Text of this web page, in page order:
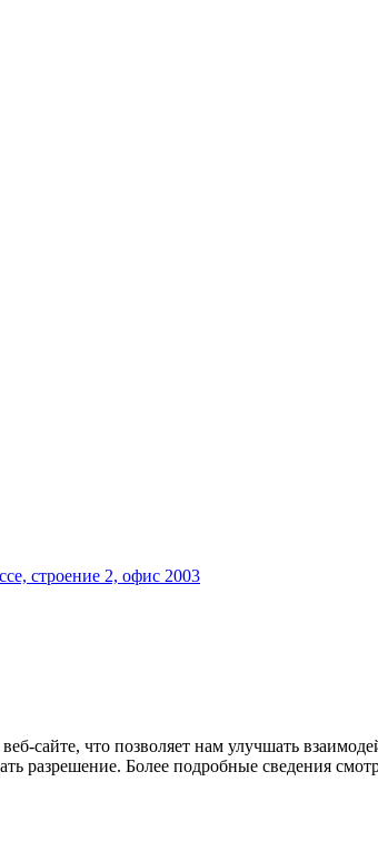
строение 2, офис 2003
сайте, что позволяет нам улучшать
разрешение. Более подробные сведения